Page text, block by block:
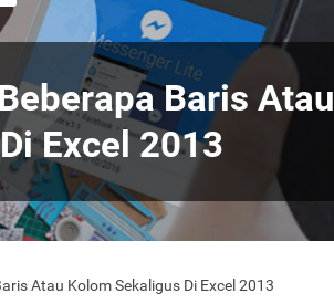
Baris Atau
Excel 2013
Atau Kolom Sekaligus Di Excel 2013